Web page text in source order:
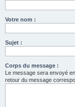
Votre nom :
Sujet :
Corps du message :
Le message sera envoyé
retour du message